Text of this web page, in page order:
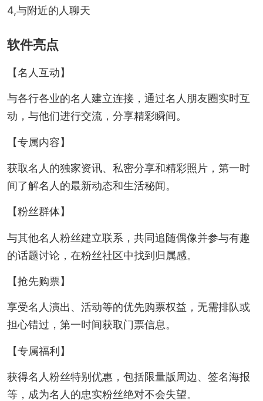
4,与附近的人聊天
软件亮点
【名人互动】
与各行各业的名人建立连接，通过名人朋友圈实时互
动，与他们进行交流，分享精彩瞬间。
【专属内容】
获取名人的独家资讯、私密分享和精彩照片，第一时
间了解名人的最新动态和生活秘闻。
【粉丝群体】
与其他名人粉丝建立联系，共同追随偶像并参与有趣
的话题讨论，在粉丝社区中找到归属感。
【抢先购票】
享受名人演出、活动等的优先购票权益，无需排队或
担心错过，第一时间获取门票信息。
【专属福利】
获得名人粉丝特别优惠，包括限量版周边、签名海报
等，成为名人的忠实粉丝绝对不会失望。